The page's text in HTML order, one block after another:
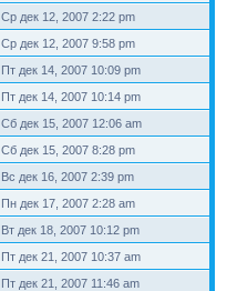
Ср дек 12, 2007 2:22 pm
Ср дек 12, 2007 9:58 pm
Пт дек 14, 2007 10:09 pm
Пт дек 14, 2007 10:14 pm
Сб дек 15, 2007 12:06 am
Сб дек 15, 2007 8:28 pm
Вс дек 16, 2007 2:39 pm
Пн дек 17, 2007 2:28 am
Вт дек 18, 2007 10:12 pm
Пт дек 21, 2007 10:37 am
Пт дек 21, 2007 11:46 am